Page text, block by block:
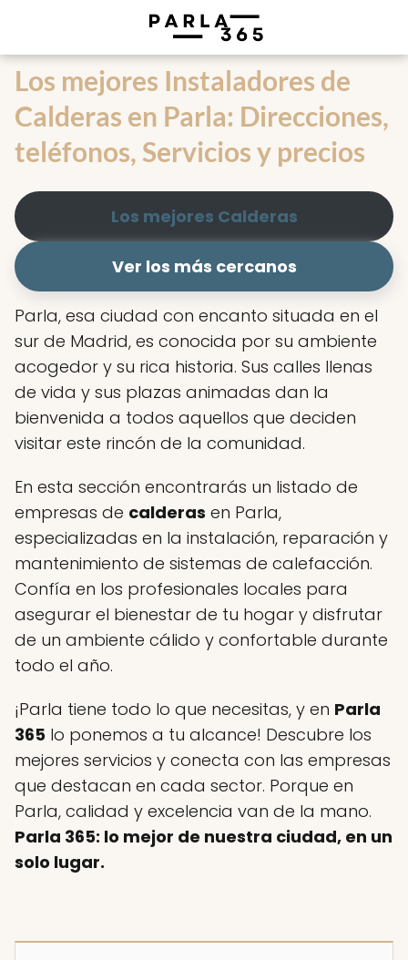
Los mejores Instaladores de
Calderas en Parla: Direcciones,
teléfonos, Servicios y precios
Los mejores Calderas
Ver los más cercanos
Parla, esa ciudad con encanto situada en el
sur de Madrid, es conocida por su ambiente
acogedor y su rica historia. Sus calles llenas
de vida y sus plazas animadas dan la
bienvenida a todos aquellos que deciden
visitar este rincón de la comunidad.
En esta sección encontrarás un listado de
empresas de calderas en Parla,
especializadas en la instalación, reparación y
mantenimiento de sistemas de calefacción.
Confía en los profesionales locales para
asegurar el bienestar de tu hogar y disfrutar
de un ambiente cálido y confortable durante
todo el año.
¡Parla tiene todo lo que necesitas, y en Parla
365 lo ponemos a tu alcance! Descubre los
mejores servicios y conecta con las empresas
que destacan en cada sector. Porque en
Parla, calidad y excelencia van de la mano.
Parla 365: lo mejor de nuestra ciudad, en un
solo lugar.